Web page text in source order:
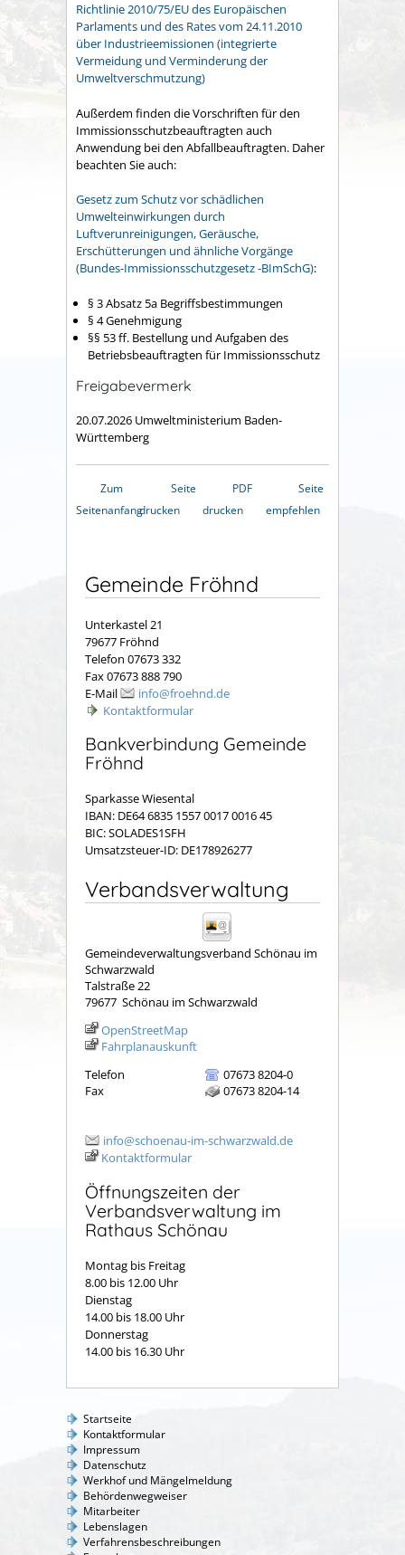
Richtlinie 2010/75/EU des Europäischen
Parlaments und des Rates vom 24.11.2010
über Industrieemissionen (integrierte
Vermeidung und Verminderung der
Umweltverschmutzung)
Außerdem finden die Vorschriften für den
Immissionsschutzbeauftragten auch
Anwendung bei den Abfallbeauftragten. Daher
beachten Sie auch:
Gesetz zum Schutz vor schädlichen
Umwelteinwirkungen durch
Luftverunreinigungen, Geräusche,
Erschütterungen und ähnliche Vorgänge
(Bundes-Immissionsschutzgesetz -BImSchG):
§ 3 Absatz 5a Begriffsbestimmungen
§ 4 Genehmigung
§§ 53 ff. Bestellung und Aufgaben des
Betriebsbeauftragten für Immissionsschutz
Freigabevermerk
20.07.2026 Umweltministerium Baden-
Württemberg
Zum
Seitenanfang
Seite
drucken
PDF
drucken
Seite
empfehlen
Gemeinde Fröhnd
Unterkastel 21
79677 Fröhnd
Telefon 07673 332
Fax 07673 888 790
E-Mail
info@froehnd.de
Kontaktformular
Bankverbindung Gemeinde
Fröhnd
Sparkasse Wiesental
IBAN: DE64 6835 1557 0017 0016 45
BIC: SOLADES1SFH
Umsatzsteuer-ID: DE178926277
Verbandsverwaltung
Gemeindeverwaltungsverband Schönau im
Schwarzwald
Talstraße 22
79677 Schönau im Schwarzwald
OpenStreetMap
Fahrplanauskunft
Telefon
07673 8204-0
Fax
07673 8204-14
info@schoenau-im-schwarzwald.de
Kontaktformular
Öffnungszeiten der
Verbandsverwaltung im
Rathaus Schönau
Montag bis Freitag
8.00 bis 12.00 Uhr
Dienstag
14.00 bis 18.00 Uhr
Donnerstag
14.00 bis 16.30 Uhr
Startseite
Kontaktformular
Impressum
Datenschutz
Werkhof und Mängelmeldung
Behördenwegweiser
Mitarbeiter
Lebenslagen
Verfahrensbeschreibungen